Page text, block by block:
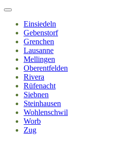
Einsiedeln
Gebenstorf
Grenchen
Lausanne
Mellingen
Oberentfelden
Rivera
Rüfenacht
Siebnen
Steinhausen
Wohlenschwil
Worb
Zug